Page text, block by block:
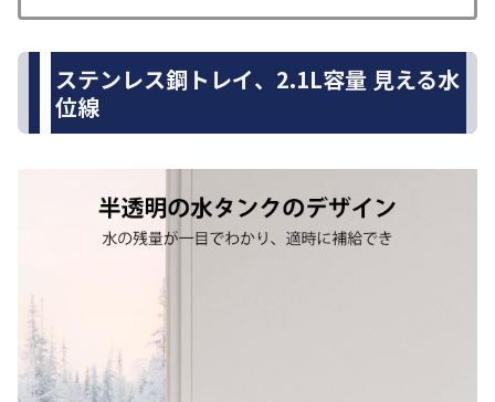
ステンレス鋼トレイ、2.1L容量 見える水
位線